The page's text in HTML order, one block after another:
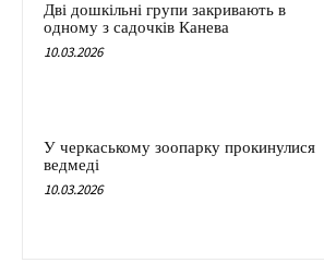
Дві дошкільні групи закривають в
одному з садочків Канева
10.03.2026
У черкаському зоопарку прокинулися
ведмеді
10.03.2026